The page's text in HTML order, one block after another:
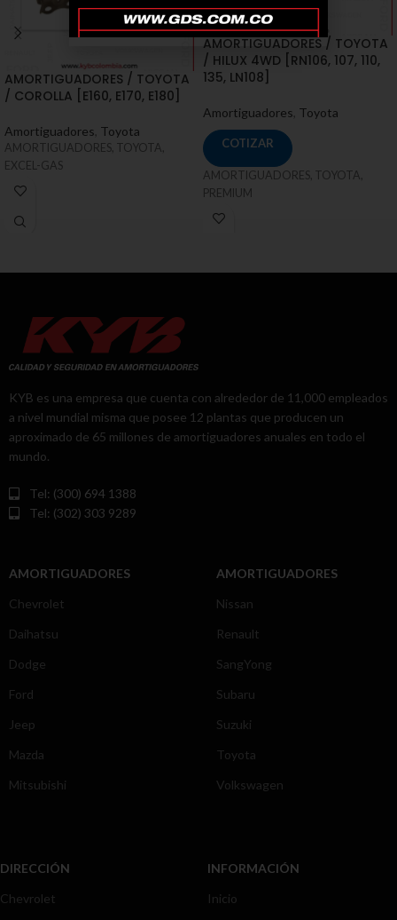
AMORTIGUADORES / TOYOTA
/ COROLLA [E160, E170, E180]
Amortiguadores Toyota
AMORTIGUADORES, TOYOTA,
EXCEL-GAS
AMORTIGUADORES / TOYOTA
/ HILUX 4WD [RN106, 107, 110,
135, LN108]
Amortiguadores Toyota
COTIZAR
AMORTIGUADORES, TOYOTA,
PREMIUM
KYB es una empresa que cuenta con alrededor de 11,000 empleados
a nivel mundial misma que posee 12 plantas que producen un
aproximado de 65 millones de amortiguadores anuales en todo el
mundo.
Tel: (300) 694 1388
Tel: (302) 303 9289
AMORTIGUADORES
Chevrolet
Daihatsu
Dodge
Ford
Jeep
Mazda
Mitsubishi
AMORTIGUADORES
Nissan
Renault
SangYong
Subaru
Suzuki
Toyota
Volkswagen
DIRECCIÓN
Chevrolet
INFORMACIÓN
Inicio